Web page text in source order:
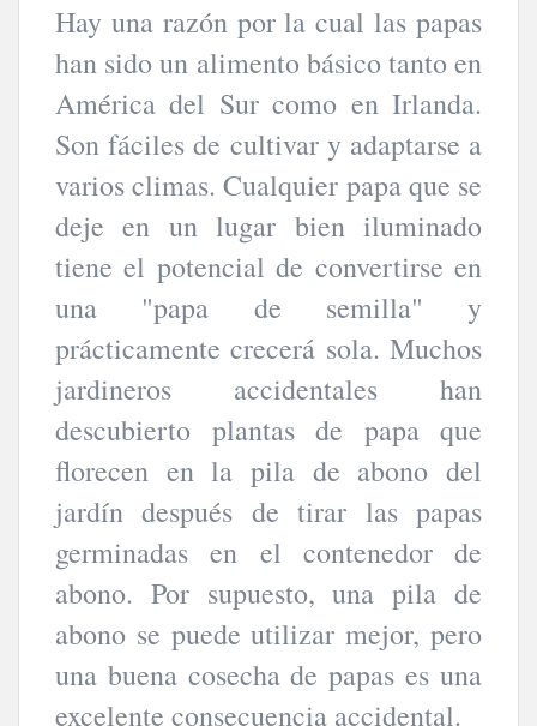
Hay una razón por la cual las papas
han sido un alimento básico tanto en
América del Sur como en Irlanda.
Son fáciles de cultivar y adaptarse a
varios climas. Cualquier papa que se
deje en un lugar bien iluminado
tiene el potencial de convertirse en
una "papa de semilla" y
prácticamente crecerá sola. Muchos
jardineros accidentales han
descubierto plantas de papa que
florecen en la pila de abono del
jardín después de tirar las papas
germinadas en el contenedor de
abono. Por supuesto, una pila de
abono se puede utilizar mejor, pero
una buena cosecha de papas es una
excelente consecuencia accidental.